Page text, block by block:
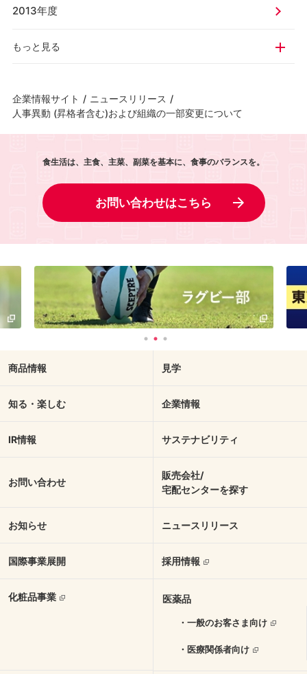
2013年度
もっと見る
企業情報サイト / ニュースリリース /
人事異動 (昇格者含む)および組織の一部変更について
食生活は、主食、主菜、副菜を基本に、食事のバランスを。
お問い合わせはこちら
商品情報 見学
知る・楽しむ 企業情報
IR情報 サステナビリティ
お問い合わせ
販売会社/
宅配センターを探す
お知らせ ニュースリリース
国際事業展開 採用情報
化粧品事業 医薬品
・一般のお客さま向け
・医療関係者向け